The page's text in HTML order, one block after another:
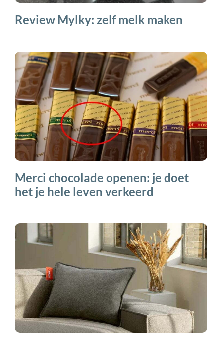
Review Mylky: zelf melk maken
Merci chocolade openen: je doet
het je hele leven verkeerd